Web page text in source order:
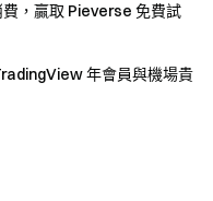
，贏取 Pieverse 免費試
年會員與機場貴